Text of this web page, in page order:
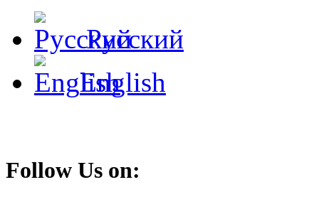
Русский
English
Follow Us on: